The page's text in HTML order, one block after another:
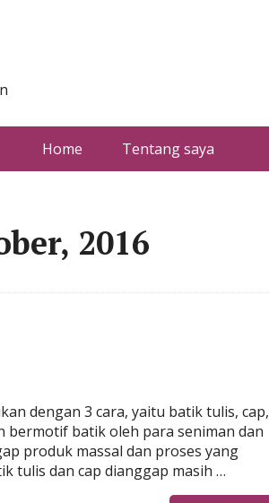
Home Tentang saya
2016
dengan 3 cara, yaitu batik tulis, cap,
batik oleh para seniman dan
produk massal dan proses yang
tulis dan cap dianggap masih …